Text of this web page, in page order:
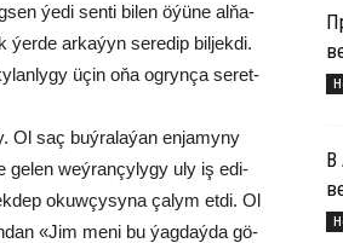
ýe­di sen­ti bi­len öýü­ne al­ňa­
ýer­de ar­ka­ýyn se­re­dip bil­jek­di.
üçin oňa og­ryn­ça se­ret­
Ol saç buý­ra­la­ýan en­ja­my­ny
ge­len weý­ran­çy­ly­gy uly iş edi­
okuw­çy­sy­na ça­lym et­di. Ol
«Jim me­ni bu ýag­daý­da gö­
В